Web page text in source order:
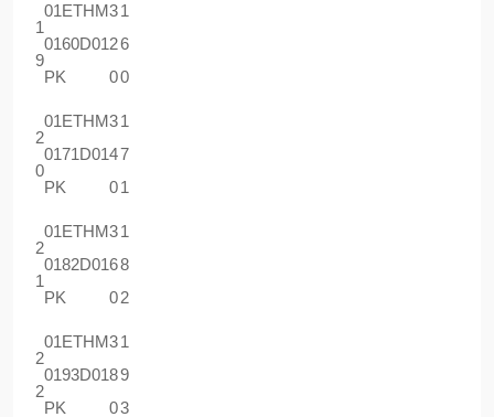
1
9
01ETHM
0160D01
PK
3
2
0
1
6
0
2
0
01ETHM
0171D01
PK
3
4
0
1
7
1
2
1
01ETHM
0182D01
PK
3
6
0
1
8
2
2
2
01ETHM
0193D01
PK
3
8
0
1
9
3